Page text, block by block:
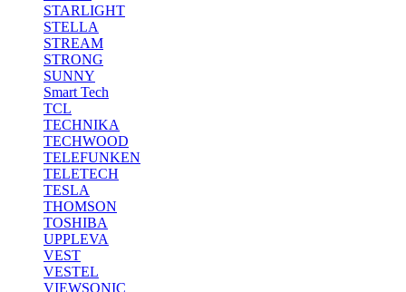
STARLIGHT
STELLA
STREAM
STRONG
SUNNY
Smart Tech
TCL
TECHNIKA
TECHWOOD
TELEFUNKEN
TELETECH
TESLA
THOMSON
TOSHIBA
UPPLEVA
VEST
VESTEL
VIEWSONIC